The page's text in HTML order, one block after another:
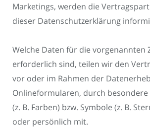
Marketings, werden die
dieser Datenschutzerklärung
Welche Daten für die vorgenannten
erforderlich sind, teilen wir den
vor oder im Rahmen der
Onlineformularen, durch besondere
(z. B. Farben) bzw. Symbole (z. B.
oder persönlich mit.